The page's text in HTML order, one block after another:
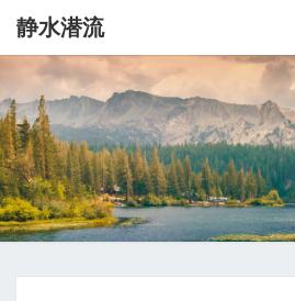
静水潜流
静
水
潜
记
录
一
点
生
活